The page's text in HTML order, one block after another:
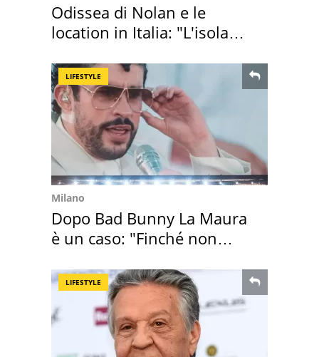
Odissea di Nolan e le
location in Italia: "L'isola
LIFESTYLE
Milano
Dopo Bad Bunny La Maura
è un caso: "Finché non
LIFESTYLE